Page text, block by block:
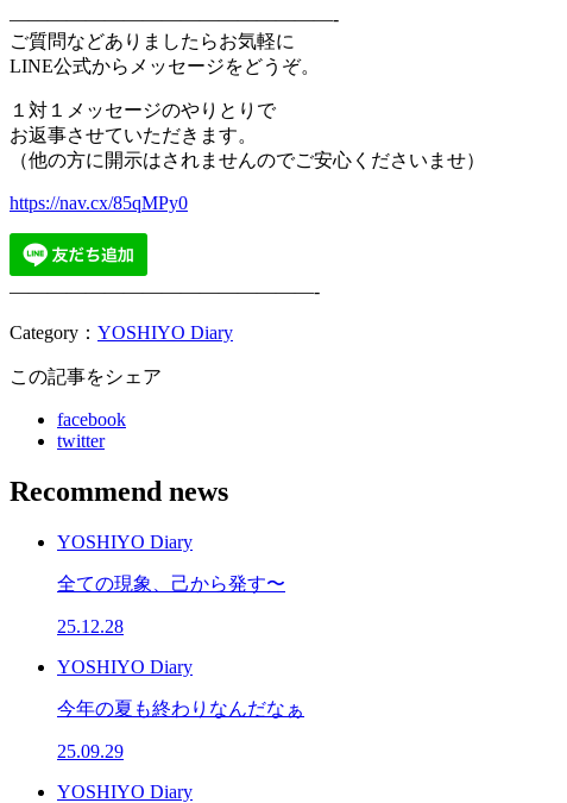
—————————————————-
ご質問などありましたらお気軽に
LINE公式からメッセージをどうぞ。
１対１メッセージのやりとりで
お返事させていただきます。
（他の方に開示はされませんのでご安心くださいませ）
https://nav.cx/85qMPy0
————————————————-
Category： YOSHIYO Diary
この記事をシェア
facebook
twitter
Recommend news
YOSHIYO Diary
全ての現象、己から発す〜
25.12.28
YOSHIYO Diary
今年の夏も終わりなんだなぁ
25.09.29
YOSHIYO Diary